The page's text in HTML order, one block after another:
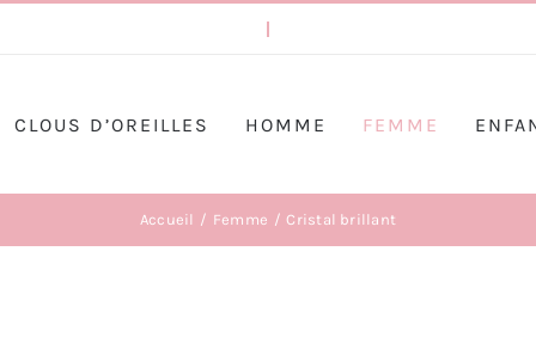
CLOUS D’OREILLES HOMME FEMME
Accueil Femme Cristal brillant